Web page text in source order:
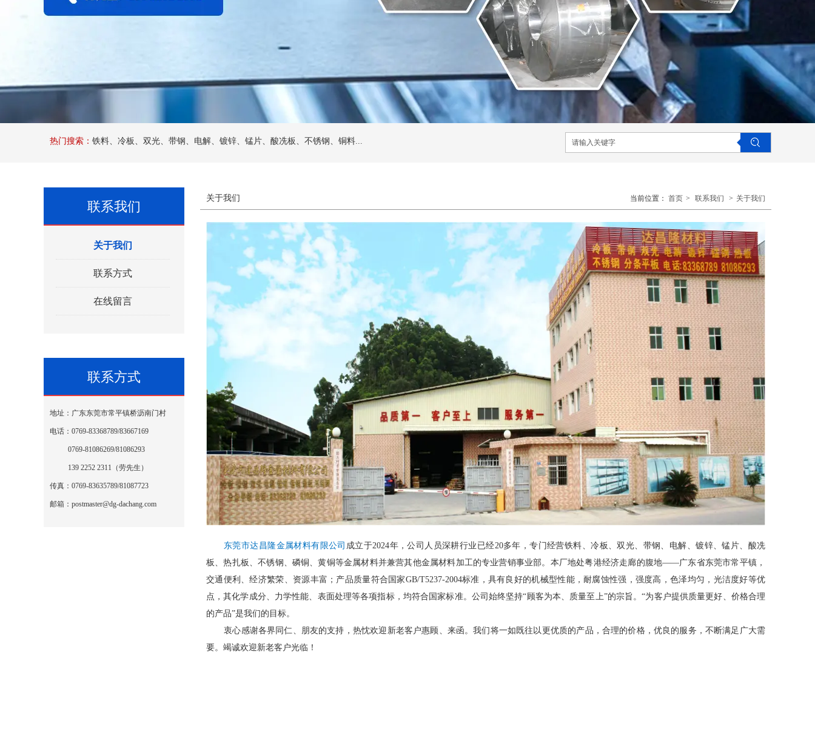
热门搜索： 铁料、冷板、双光、带钢、电解、镀锌、锰片、酸冼板、不锈钢、铜料...
联系我们
关于我们
联系方式
在线留言
联系方式
地址：广东东莞市常平镇桥沥南门村
电话：0769-83368789/83667169
0769-81086269/81086293
139 2252 2311（劳先生）
传真：0769-83635789/81087723
邮箱：postmaster@dg-dachang.com
关于我们 当前位置： 首页 > 联系我们 > 关于我们
东莞市达昌隆金属材料有限公司 成立于2024年，公司人员深耕行业已经20多年，专门经营铁料、冷板、双光、带钢、电解、镀锌、锰片、酸冼
板、热扎板、不锈钢、磷铜、黄铜等金属材料并兼营其他金属材料加工的专业营销事业部。本厂地处粤港经济走廊的腹地——广东省东莞市常平镇，
交通便利、经济繁荣、资源丰富；产品质量符合国家GB/T5237-2004标准，具有良好的机械型性能，耐腐蚀性强，强度高，色泽均匀，光洁度好等优
点，其化学成分、力学性能、表面处理等各项指标，均符合国家标准。公司始终坚持“顾客为本、质量至上”的宗旨。“为客户提供质量更好、价格合理
的产品”是我们的目标。
衷心感谢各界同仁、朋友的支持，热忱欢迎新老客户惠顾、来函。我们将一如既往以更优质的产品，合理的价格，优良的服务，不断满足广大需
要。竭诚欢迎新老客户光临！